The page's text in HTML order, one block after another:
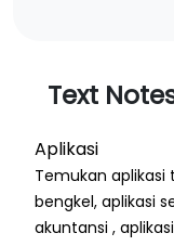
Text
Aplikasi
Temukan aplikasi
bengkel, aplikasi
akuntansi ,